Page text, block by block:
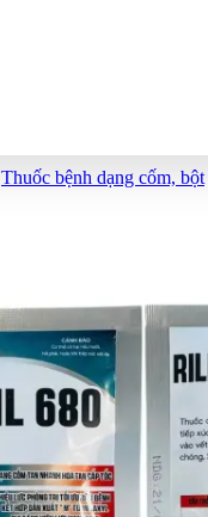
Thuốc bệnh dạng cốm, bột